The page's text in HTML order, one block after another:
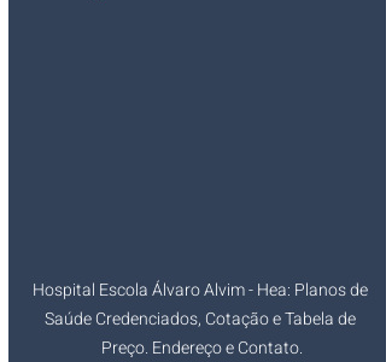
Hospital Escola Álvaro Alvim - Hea: Planos de
Saúde Credenciados, Cotação e Tabela de
Preço. Endereço e Contato.